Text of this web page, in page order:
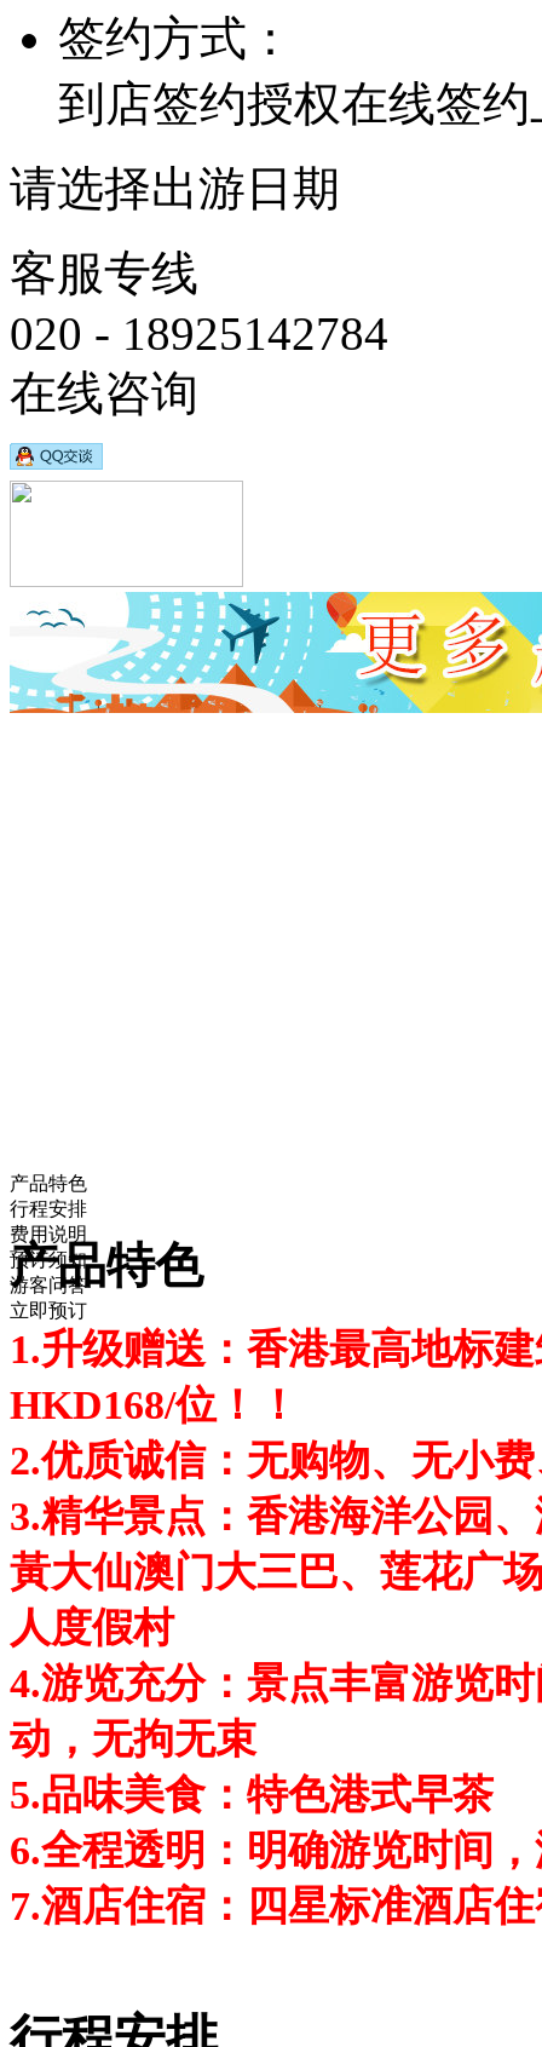
签约方式：
到店签约授权在线签约
请选择出游日期
客服专线
020 - 18925142784
在线咨询
产品特色
行程安排
费用说明
预订须知
游客问答
立即预订
产品特色
1.升级赠送：香港最高地标
HKD168/位！！
2.优质诚信：无购物、无小
3.精华景点：香港海洋公园
黃大仙澳门大三巴、莲花广
人度假村
4.游览充分：景点丰富游览
动，无拘无束
5.品味美食：特色港式早茶
6.全程透明：明确游览时间
7.酒店住宿：四星标准酒店